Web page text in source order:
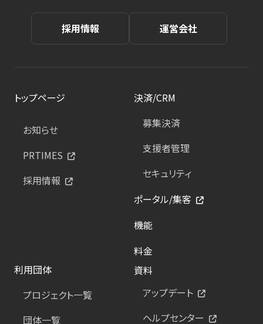
採用情報 運営会社
トップページ
お知らせ
PRTIMES
採用情報
決済/CRM
募集決済
支援者管理
セキュリティ
ポータル/集客
機能
料金
利用団体
プロジェクト一覧
団体一覧
資料
アップデート
ヘルプセンター